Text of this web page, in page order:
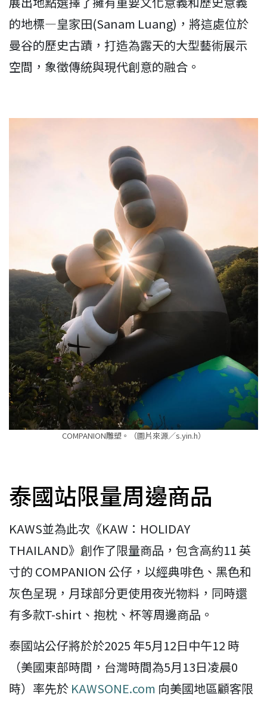
的地標—皇家田(Sanam Luang)，將這處位於
曼谷的歷史古蹟，打造為露天的大型藝術展示
空間，象徵傳統與現代創意的融合。
COMPANION雕塑。（圖片來源／s.yin.h）
泰國站限量周邊商品
KAWS並為此次《KAW：HOLIDAY
THAILAND》創作了限量商品，包含高約11 英
寸的 COMPANION 公仔，以經典啡色、黑色和
灰色呈現，月球部分更使用夜光物料，同時還
有多款T-shirt、抱枕、杯等周邊商品。
泰國站公仔將於於2025 年5月12日中午12 時
（美國東部時間，台灣時間為5月13日凌晨0
時）率先於 KAWSONE.com 向美國地區顧客限